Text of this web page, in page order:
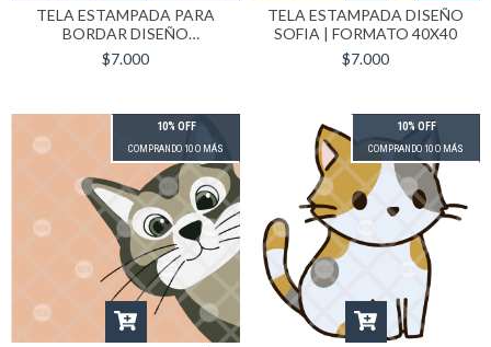
TELA ESTAMPADA PARA
BORDAR DISEÑO
PORTOBELLO | FORMATO
40X40
$7.000
TELA ESTAMPADA DISEÑO
SOFIA | FORMATO 40X40
$7.000
10% OFF
COMPRANDO 10 O MÁS
10% OFF
COMPRANDO 10 O MÁS